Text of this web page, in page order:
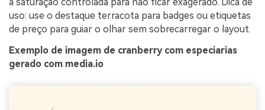
uso: use o destaque terracota para badges ou etiquetas
de preço para guiar o olhar sem sobrecarregar o layout.
Exemplo de imagem de cranberry com especiarias
gerado com media.io